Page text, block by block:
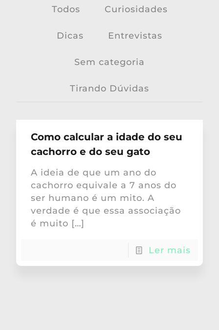
Todos Curiosidades
Dicas Entrevistas
Sem categoria
Tirando Dúvidas
Como calcular a idade do seu
cachorro e do seu gato
A ideia de que um ano do
cachorro equivale a 7 anos do
ser humano é um mito. A
verdade é que essa associação
é muito […]
Ler mais